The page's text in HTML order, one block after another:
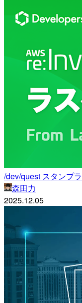
/dev/quest スタンプ
森田力
2025.12.05